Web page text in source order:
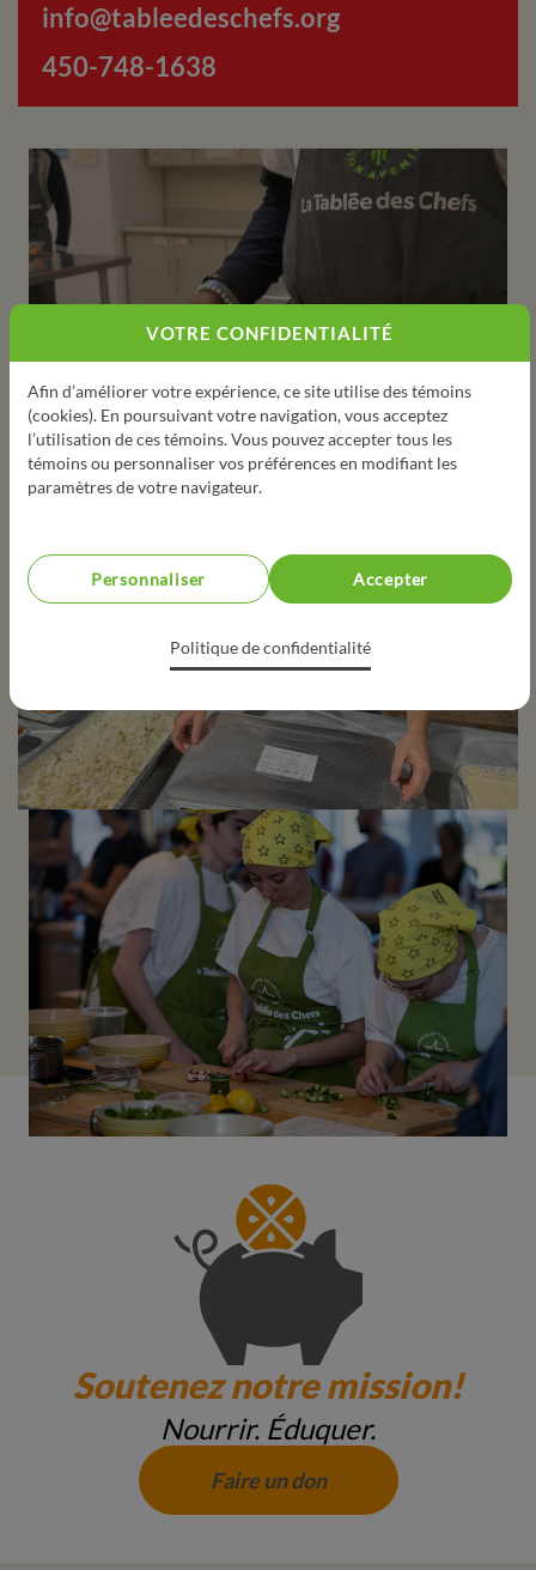
info@tableedeschefs.org
450-748-1638
Soutenez notre mission!
Nourrir. Éduquer.
Faire un don
VOTRE CONFIDENTIALITÉ
Afin d’améliorer votre expérience, ce site utilise des témoins
(cookies). En poursuivant votre navigation, vous acceptez
l’utilisation de ces témoins. Vous pouvez accepter tous les
témoins ou personnaliser vos préférences en modifiant les
paramètres de votre navigateur.
Personnaliser Accepter
Politique de confidentialité